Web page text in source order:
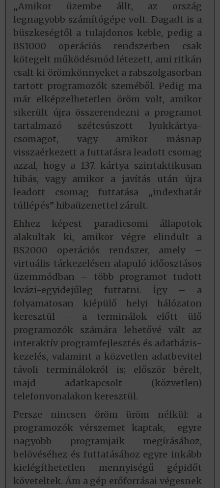
„Amikor üzembe állt, az ország
legnagyobb számítógépe volt. Dagadt is a
büszkeségtől a tulajdonos keble, pedig a
BS1000 operációs rendszerben csak
kötegelt működésmód létezett, ami ritkán
csalt ki örömkönnyeket a rabszolgasorban
tartott programozók szeméből. Pedig ma
már elképzelhetetlen öröm volt, amikor
sikerült újra összerendezni a programot
tartalmazó szétcsúszott lyukkártya-
csomagot, vagy amikor másnap
visszaérkezett a futtatásra leadott csomag
azzal, hogy a 137. kártya szintaktikusan
hibás, vagy amikor a javítás után újra
leadott csomag futtatása „indexhatár
túllépés” hibaüzenettel zárult.
Ehhez képest paradicsomi állapotok
alakultak ki, amikor végre elindult a
BS2000 operációs rendszer, amely –
virtuális tárkezelésen alapuló időosztásos
üzemmódban – több programot tudott
kvázi-egyidejűleg futtatni. Így – a
folyamatosan kiépülő helyi hálózaton
keresztül – a terminálok előtt ülő
programozók számára lehetővé vált az
interaktív programfejlesztés és adatbázis-
kezelés, valamint a közvetlen adatbevitel
távoli terminálokról is; először bérelt,
majd adatkapcsolt (közvetlen)
telefonvonalakon keresztül.
Persze nincsen öröm üröm nélkül: a
programozók vérszemet kaptak, egyre
nagyobb programjaik megírásához,
belövéséhez és futtatásához egyre inkább
kielégíthetetlen mennyiségű gépidőt
követeltek. Ám a gép erőforrásai végesnek